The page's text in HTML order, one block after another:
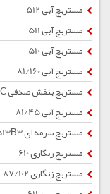
مستربچ آبی 512
مستربچ آبی 511
مستربچ آبی 510
مستربچ آبی 81/160
مستربچ بنفش صدفی 90/205C
مستربچ آبی 81/45
مستربچ سرمه ای 513B3
مستربچ زنگاری 610
مستربچ زنگاری 87/102